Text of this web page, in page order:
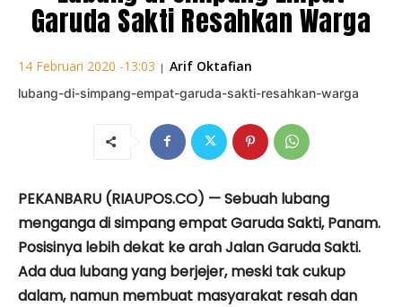
Garuda Sakti Resahkan Warga
14 Februari 2020 -13:03 | Arif Oktafian
lubang-di-simpang-empat-garuda-sakti-resahkan-warga
PEKANBARU (RIAUPOS.CO) — Sebuah lubang
menganga di simpang empat Garuda Sakti, Panam.
Posisinya lebih dekat ke arah Jalan Garuda Sakti.
Ada dua lubang yang berjejer, meski tak cukup
dalam, namun membuat masyarakat resah dan